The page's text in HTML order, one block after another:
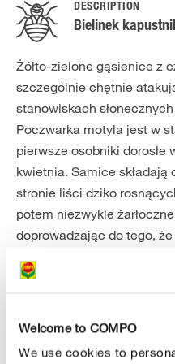
Welcome to COMPO
We use cookies to
DESCRIPTION
Bielinek
Żółto-zielone gąsienice z
szczególnie chętnie
stanowiskach
Poczwarka motyla jest w
pierwsze osobniki dorosłe
kwietnia. Samice składają
stronie liści dziko
potem niezwykle
doprowadzając do tego,
unerwienie. Gąsienice
czym przepoczwarzają
stadnie i pozostawiają po